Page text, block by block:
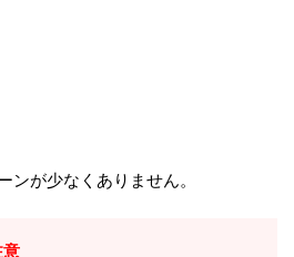
ンが少なくありません。
意